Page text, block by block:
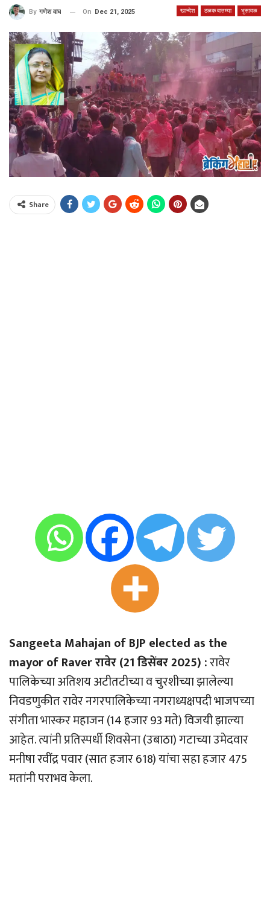
खान्देश ठळक बातम्या भुसावळ
By गणेश वाघ On Dec 21, 2025
Share
Sangeeta Mahajan of BJP elected as the
mayor of Raver रावेर (21 डिसेंबर 2025) :रावेर
पालिकेच्या अतिशय अटीतटीच्या व चुरशीच्या झालेल्या
निवडणुकीत रावेर नगरपालिकेच्या नगराध्यक्षपदी भाजपच्या
संगीता भास्कर महाजन (14 हजार 93 मते) विजयी झाल्या
आहेत. त्यांनी प्रतिस्पर्धी शिवसेना (उबाठा) गटाच्या उमेदवार
मनीषा रवींद्र पवार (सात हजार 618) यांचा सहा हजार 475
मतांनी पराभव केला.